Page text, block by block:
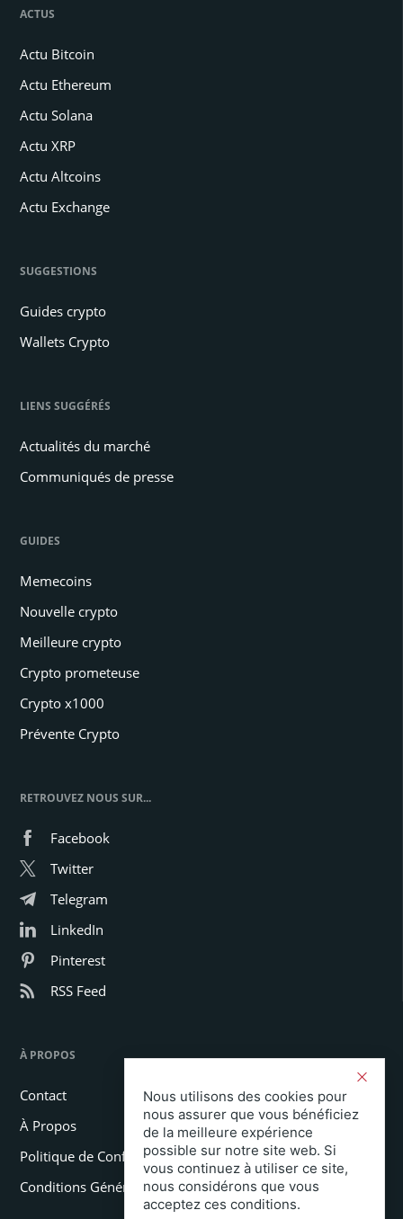
ACTUS
Actu Bitcoin
Actu Ethereum
Actu Solana
Actu XRP
Actu Altcoins
Actu Exchange
SUGGESTIONS
Guides crypto
Wallets Crypto
LIENS SUGGÉRÉS
Actualités du marché
Communiqués de presse
GUIDES
Memecoins
Nouvelle crypto
Meilleure crypto
Crypto prometeuse
Crypto x1000
Prévente Crypto
RETROUVEZ NOUS SUR...
Facebook
Twitter
Telegram
LinkedIn
Pinterest
RSS Feed
À PROPOS
Contact
À Propos
Politique de Confidentialité
Conditions Générales
Nous utilisons des cookies pour
nous assurer que vous bénéficiez
de la meilleure expérience
possible sur notre site web. Si
vous continuez à utiliser ce site,
nous considérons que vous
acceptez ces conditions.